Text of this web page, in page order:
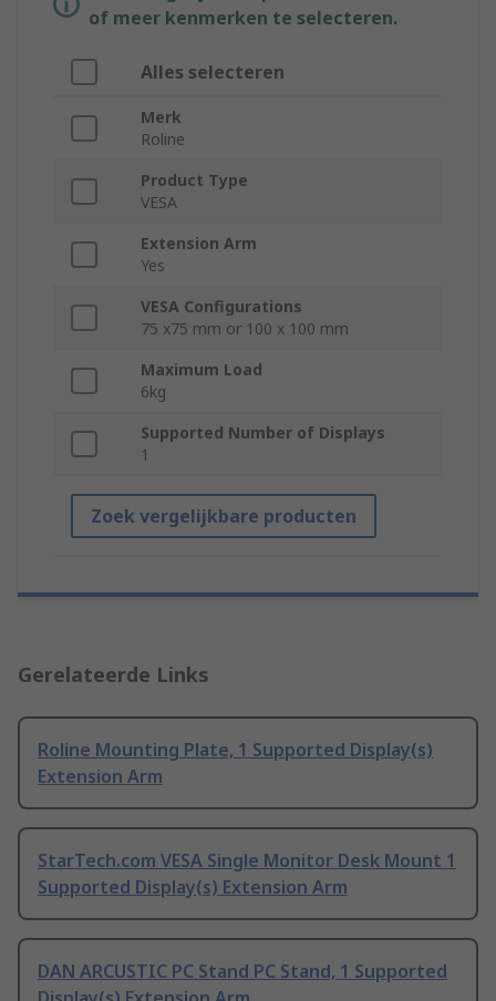
of meer kenmerken te selecteren.
Alles selecteren
Merk
Roline
Product Type
VESA
Extension Arm
Yes
VESA Configurations
75 x75 mm or 100 x 100 mm
Maximum Load
6kg
Supported Number of Displays
1
Zoek vergelijkbare producten
Gerelateerde Links
Roline Mounting Plate, 1 Supported Display(s)
Extension Arm
StarTech.com VESA Single Monitor Desk Mount 1
Supported Display(s) Extension Arm
DAN ARCUSTIC PC Stand PC Stand, 1 Supported